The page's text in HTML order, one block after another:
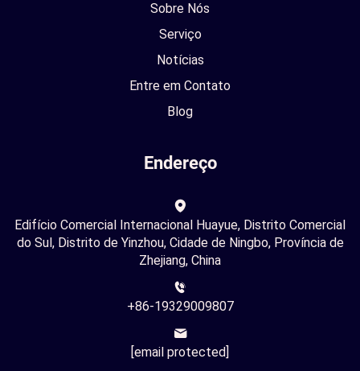
Sobre Nós
Serviço
Notícias
Entre em Contato
Blog
Endereço
Edifício Comercial Internacional Huayue, Distrito Comercial
do Sul, Distrito de Yinzhou, Cidade de Ningbo, Província de
Zhejiang, China
+86-19329009807
[email protected]